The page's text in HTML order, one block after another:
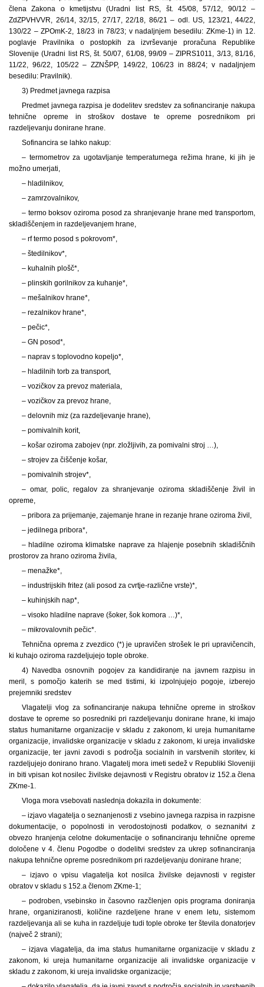
člena Zakona o kmetijstvu (Uradni list RS, št. 45/08, 57/12, 90/12 –
ZdZPVHVVR, 26/14, 32/15, 27/17, 22/18, 86/21 – odl. US, 123/21, 44/22,
130/22 – ZPOmK-2, 18/23 in 78/23; v nadaljnjem besedilu: ZKme-1) in 12.
poglavje Pravilnika o postopkih za izvrševanje proračuna Republike
Slovenije (Uradni list RS, št. 50/07, 61/08, 99/09 – ZIPRS1011, 3/13, 81/16,
11/22, 96/22, 105/22 – ZZNŠPP, 149/22, 106/23 in 88/24; v nadaljnjem
besedilu: Pravilnik).
3) Predmet javnega razpisa
Predmet javnega razpisa je dodelitev sredstev za sofinanciranje nakupa
tehnične opreme in stroškov dostave te opreme posrednikom pri
razdeljevanju donirane hrane.
Sofinancira se lahko nakup:
– termometrov za ugotavljanje temperaturnega režima hrane, ki jih je
možno umerjati,
– hladilnikov,
– zamrzovalnikov,
– termo boksov oziroma posod za shranjevanje hrane med transportom,
skladiščenjem in razdeljevanjem hrane,
– rf termo posod s pokrovom*,
– štedilnikov*,
– kuhalnih plošč*,
– plinskih gorilnikov za kuhanje*,
– mešalnikov hrane*,
– rezalnikov hrane*,
– pečic*,
– GN posod*,
– naprav s toplovodno kopeljo*,
– hladilnih torb za transport,
– vozičkov za prevoz materiala,
– vozičkov za prevoz hrane,
– delovnih miz (za razdeljevanje hrane),
– pomivalnih korit,
– košar oziroma zabojev (npr. zložljivih, za pomivalni stroj …),
– strojev za čiščenje košar,
– pomivalnih strojev*,
– omar, polic, regalov za shranjevanje oziroma skladiščenje živil in
opreme,
– pribora za prijemanje, zajemanje hrane in rezanje hrane oziroma živil,
– jedilnega pribora*,
– hladilne oziroma klimatske naprave za hlajenje posebnih skladiščnih
prostorov za hrano oziroma živila,
– menažke*,
– industrijskih fritez (ali posod za cvrtje-različne vrste)*,
– kuhinjskih nap*,
– visoko hladilne naprave (šoker, šok komora …)*,
– mikrovalovnih pečic*.
Tehnična oprema z zvezdico (*) je upravičen strošek le pri upravičencih,
ki kuhajo oziroma razdeljujejo tople obroke.
4) Navedba osnovnih pogojev za kandidiranje na javnem razpisu in
meril, s pomočjo katerih se med tistimi, ki izpolnjujejo pogoje, izberejo
prejemniki sredstev
Vlagatelji vlog za sofinanciranje nakupa tehnične opreme in stroškov
dostave te opreme so posredniki pri razdeljevanju donirane hrane, ki imajo
status humanitarne organizacije v skladu z zakonom, ki ureja humanitarne
organizacije, invalidske organizacije v skladu z zakonom, ki ureja invalidske
organizacije, ter javni zavodi s področja socialnih in varstvenih storitev, ki
razdeljujejo donirano hrano. Vlagatelj mora imeti sedež v Republiki Sloveniji
in biti vpisan kot nosilec živilske dejavnosti v Registru obratov iz 152.a člena
ZKme-1.
Vloga mora vsebovati naslednja dokazila in dokumente:
– izjavo vlagatelja o seznanjenosti z vsebino javnega razpisa in razpisne
dokumentacije, o popolnosti in verodostojnosti podatkov, o seznanitvi z
obvezo hranjenja celotne dokumentacije o sofinanciranju tehnične opreme
določene v 4. členu Pogodbe o dodelitvi sredstev za ukrep sofinanciranja
nakupa tehnične opreme posrednikom pri razdeljevanju donirane hrane;
– izjavo o vpisu vlagatelja kot nosilca živilske dejavnosti v register
obratov v skladu s 152.a členom ZKme-1;
– podroben, vsebinsko in časovno razčlenjen opis programa doniranja
hrane, organiziranosti, količine razdeljene hrane v enem letu, sistemom
razdeljevanja ali se kuha in razdeljuje tudi tople obroke ter števila donatorjev
(največ 2 strani);
– izjava vlagatelja, da ima status humanitarne organizacije v skladu z
zakonom, ki ureja humanitarne organizacije ali invalidske organizacije v
skladu z zakonom, ki ureja invalidske organizacije;